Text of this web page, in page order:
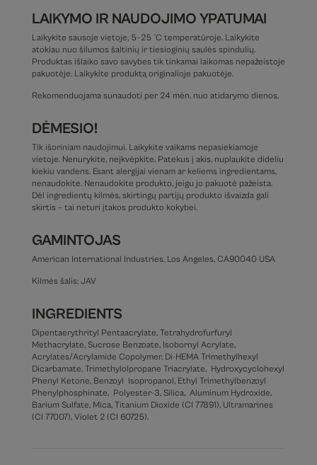
LAIKYMO IR NAUDOJIMO YPATUMAI
Laikykite sausoje vietoje, 5–25 °C temperatūroje. Laikykite
atokiau nuo šilumos šaltinių ir tiesioginių saulės spindulių.
Produktas išlaiko savo savybes tik tinkamai laikomas nepažeistoje
pakuotėje. Laikykite produktą originalioje pakuotėje.
Rekomenduojama sunaudoti per 24 mėn. nuo atidarymo dienos.
DĖMESIO!
Tik išoriniam naudojimui. Laikykite vaikams nepasiekiamoje
vietoje. Nenurykite, neįkvėpkite. Patekus į akis, nuplaukite dideliu
kiekiu vandens. Esant alergijai vienam ar keliems ingredientams,
nenaudokite. Nenaudokite produkto, jeigu jo pakuotė pažeista.
Dėl ingredientų kilmės, skirtingų partijų produkto išvaizda gali
skirtis – tai neturi įtakos produkto kokybei.
GAMINTOJAS
American International Industries. Los Angeles, CA90040 USA
Kilmės šalis: JAV
INGREDIENTS
Dipentaerythrityl Pentaacrylate, Tetrahydrofurfuryl
Methacrylate, Sucrose Benzoate, Isobornyl Acrylate,
Acrylates/Acrylamide Copolymer, Di-HEMA Trimethylhexyl
Dicarbamate, Trimethylolpropane Triacrylate, Hydroxycyclohexyl
Phenyl Ketone, Benzoyl Isopropanol, Ethyl Trimethylbenzoyl
Phenylphosphinate, Polyester-3, Silica, Aluminum Hydroxide,
Barium Sulfate, Mica, Titanium Dioxide (CI 77891), Ultramarines
(CI 77007), Violet 2 (CI 60725).